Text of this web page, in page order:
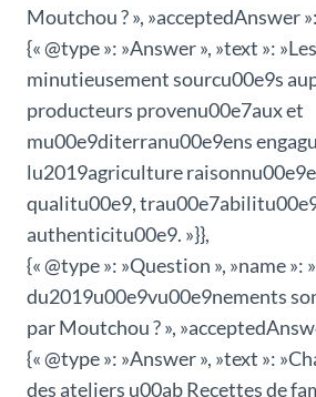
Moutchou ? », »acceptedAnswer »:
{« @type »: »Answer », »text »:
minutieusement sourcu00e9s
producteurs provenu00e7aux et
mu00e9diterranu00e9ens
lu2019agriculture
qualitu00e9,
authenticitu00e9. »}},
{« @type »: »Question », »name »:
du2019u00e9vu00e9nements
par Moutchou ? »,
{« @type »: »Answer », »text »:
des ateliers u00ab Recettes de